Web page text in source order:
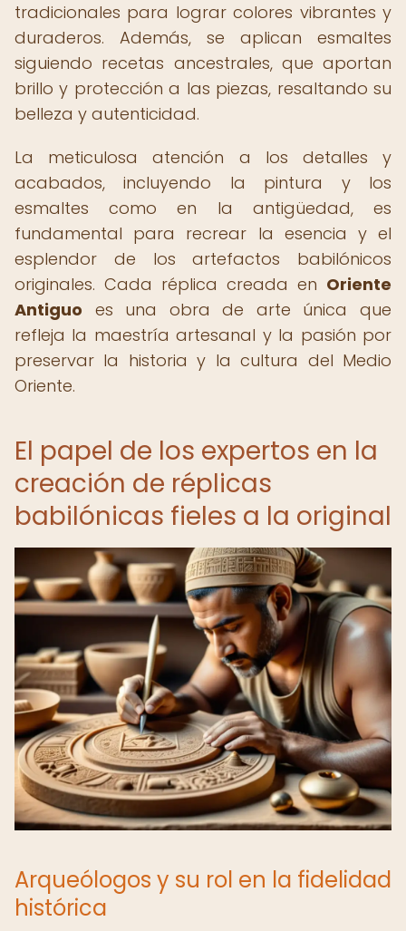
tradicionales para lograr colores vibrantes y
duraderos. Además, se aplican esmaltes
siguiendo recetas ancestrales, que aportan
brillo y protección a las piezas, resaltando su
belleza y autenticidad.
La meticulosa atención a los detalles y
acabados, incluyendo la pintura y los
esmaltes como en la antigüedad, es
fundamental para recrear la esencia y el
esplendor de los artefactos babilónicos
originales. Cada réplica creada en Oriente
Antiguo es una obra de arte única que
refleja la maestría artesanal y la pasión por
preservar la historia y la cultura del Medio
Oriente.
El papel de los expertos en la
creación de réplicas
babilónicas fieles a la original
Arqueólogos y su rol en la fidelidad
histórica